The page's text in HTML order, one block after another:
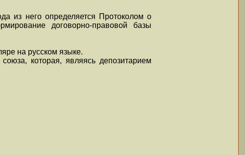
из него определяется Протоколом о
договорно-правовой базы
на русском языке.
которая, являясь депозитарием